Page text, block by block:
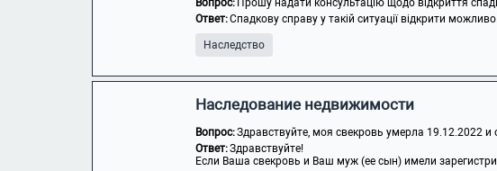
Вопрос: Прошу надати консультацію щодо відкриття
Ответ:Спадкову справу у такій ситуації відкрити
Наследство
Наследование недвижимости
Вопрос:Здравствуйте, моя свекровь умерла 19.12.2022
Ответ:Здравствуйте!
Если Ваша свекровь и Ваш муж (ее сын) имели